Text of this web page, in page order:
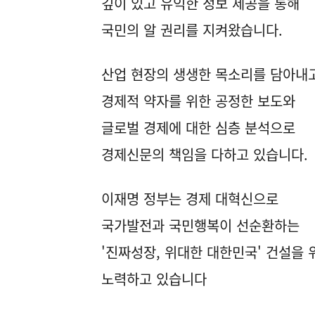
국민의 알 권리를 지켜왔습니다.
산업 현장의 생생한 목소리를 담아내
경제적 약자를 위한 공정한 보도와
글로벌 경제에 대한 심층 분석으로
경제신문의 책임을 다하고 있습니다.
이재명 정부는 경제 대혁신으로
국가발전과 국민행복이 선순환하는
'진짜성장, 위대한 대한민국' 건설을
노력하고 있습니다